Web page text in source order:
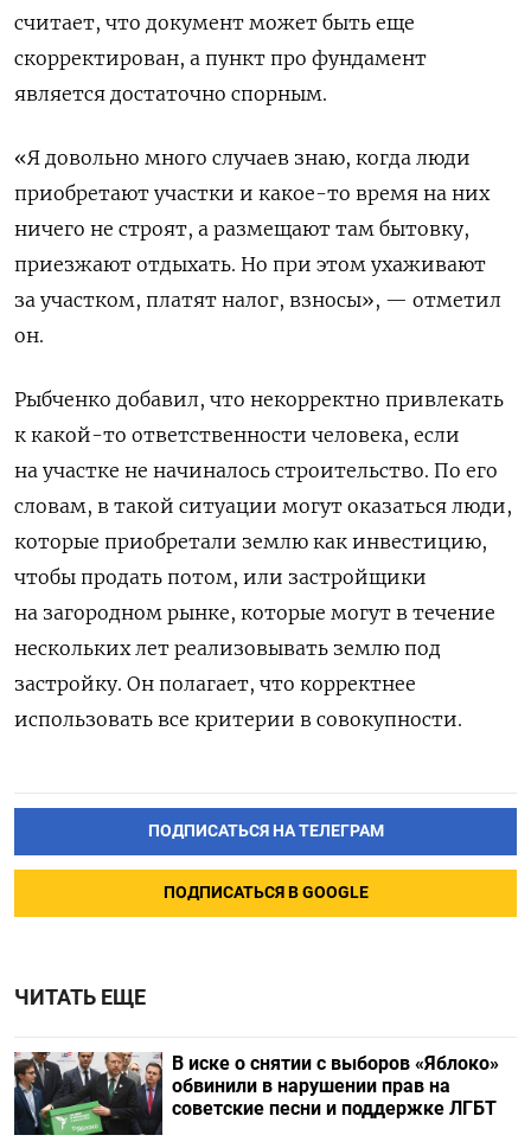
считает, что документ может быть еще
скорректирован, а пункт про фундамент
является достаточно спорным.
«Я довольно много случаев знаю, когда люди
приобретают участки и какое-то время на них
ничего не строят, а размещают там бытовку,
приезжают отдыхать. Но при этом ухаживают
за участком, платят налог, взносы», — отметил
он.
Рыбченко добавил, что некорректно привлекать
к какой-то ответственности человека, если
на участке не начиналось строительство. По его
словам, в такой ситуации могут оказаться люди,
которые приобретали землю как инвестицию,
чтобы продать потом, или застройщики
на загородном рынке, которые могут в течение
нескольких лет реализовывать землю под
застройку. Он полагает, что корректнее
использовать все критерии в совокупности.
ПОДПИСАТЬСЯ НА ТЕЛЕГРАМ
ПОДПИСАТЬСЯ В GOOGLE
ЧИТАТЬ ЕЩЕ
В иске о снятии с выборов «Яблоко»
обвинили в нарушении прав на
советские песни и поддержке ЛГБТ